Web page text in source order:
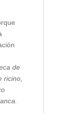
de
ricino,